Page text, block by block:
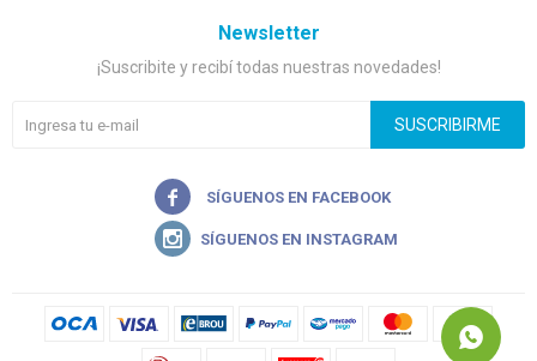
Newsletter
¡Suscribite y recibí todas nuestras novedades!
SUSCRIBIRME

